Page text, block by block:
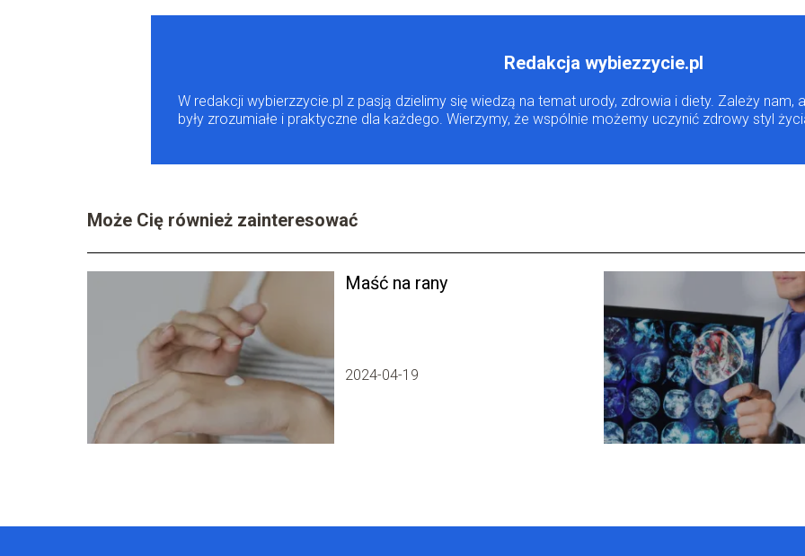
Redakcja wybiezzycie.pl
W redakcji wybierzzycie.pl z pasją dzielimy się wiedzą na temat urody, zdrowia i diety. Zależy nam,
były zrozumiałe i praktyczne dla każdego. Wierzymy, że wspólnie możemy uczynić zdrowy styl
Może Cię również zainteresować
Maść na rany
2024-04-19